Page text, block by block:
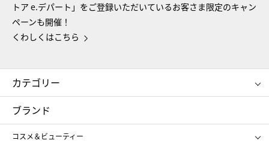
トア e.デパート」をご登録いただいているお客さま限定のキャン
ペーンも開催！
くわしくはこちら
カテゴリー
コスメ＆ビューティー
ギフト
レディース
メンズ
ブランド
コスメ＆ビューティー